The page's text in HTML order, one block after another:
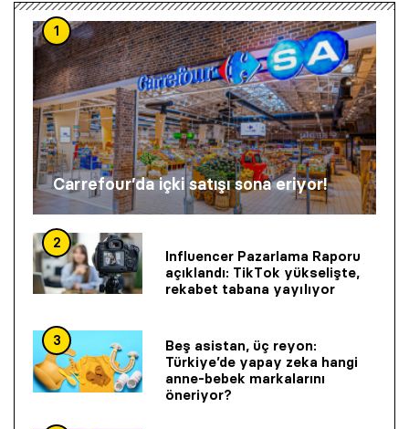
1
Carrefour’da içki satışı sona eriyor!
2
Influencer Pazarlama Raporu
açıklandı: TikTok yükselişte,
rekabet tabana yayılıyor
3
Beş asistan, üç reyon:
Türkiye’de yapay zeka hangi
anne-bebek markalarını
öneriyor?